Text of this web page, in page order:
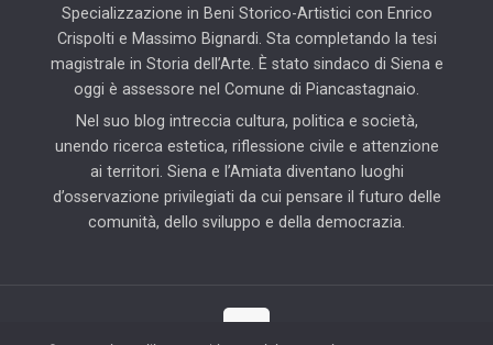
Specializzazione in Beni Storico-Artistici con Enrico
Crispolti e Massimo Bignardi. Sta completando la tesi
magistrale in Storia dell’Arte. È stato sindaco di Siena e
oggi è assessore nel Comune di Piancastagnaio.
Nel suo blog intreccia cultura, politica e società,
unendo ricerca estetica, riflessione civile e attenzione
ai territori. Siena e l’Amiata diventano luoghi
d’osservazione privilegiati da cui pensare il futuro delle
comunità, dello sviluppo e della democrazia.